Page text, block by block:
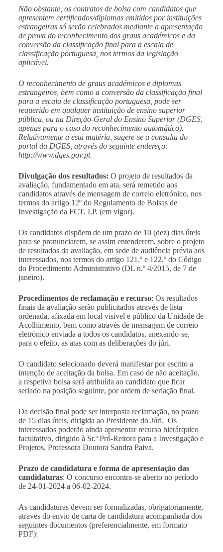
Não obstante, os contratos de bolsa com candidatos que
apresentem certificados/diplomas emitidos por instituições
estrangeiras só serão celebrados mediante a apresentação
de prova do reconhecimento dos graus académicos e da
conversão da classificação final para a escala de
classificação portuguesa, nos termos da legislação
aplicável.
O reconhecimento de graus académicos e diplomas
estrangeiros, bem como a conversão da classificação final
para a escala de classificação portuguesa, pode ser
requerido em qualquer instituição de ensino superior
pública, ou na Direção-Geral do Ensino Superior (DGES,
apenas para o caso do reconhecimento automático).
Relativamente a esta matéria, sugere-se a consulta do
portal da DGES, através do seguinte endereço:
http://www.dges.gov.pt.
Divulgação dos resultados: O projeto de resultados da
avaliação, fundamentado em ata, será remetido aos
candidatos através de mensagem de correio eletrónico, nos
termos do artigo 12º do Regulamento de Bolsas de
Investigação da FCT, I.P. (em vigor).
Os candidatos dispõem de um prazo de 10 (dez) dias úteis
para se pronunciarem, se assim entenderem, sobre o projeto
de resultados da avaliação, em sede de audiência prévia aos
interessados, nos termos do artigo 121.º e 122.º do Código
do Procedimento Administrativo (DL n.º 4/2015, de 7 de
janeiro).
Procedimentos de reclamação e recurso: Os resultados
finais da avaliação serão publicitados através de lista
ordenada, afixada em local visível e público da Unidade de
Acolhimento, bem como através de mensagem de correio
eletrónico enviada a todos os candidatos, anexando-se,
para o efeito, as atas com as deliberações do júri.
O candidato selecionado deverá manifestar por escrito a
intenção de aceitação da bolsa. Em caso de não aceitação,
a respetiva bolsa será atribuída ao candidato que ficar
seriado na posição seguinte, por ordem de seriação final.
Da decisão final pode ser interposta reclamação, no prazo
de 15 dias úteis, dirigida ao Presidente do Júri. Os
interessados poderão ainda apresentar recurso hierárquico
facultativo, dirigido à Sr.ª Pró-Reitora para a Investigação e
Projetos, Professora Doutora Sandra Paiva.
Prazo de candidatura e forma de apresentação das
candidaturas: O concurso encontra-se aberto no período
de 24-01-2024 a 06-02-2024.
As candidaturas devem ser formalizadas, obrigatoriamente,
através do envio de carta de candidatura acompanhada dos
seguintes documentos (preferencialmente, em formato
PDF):